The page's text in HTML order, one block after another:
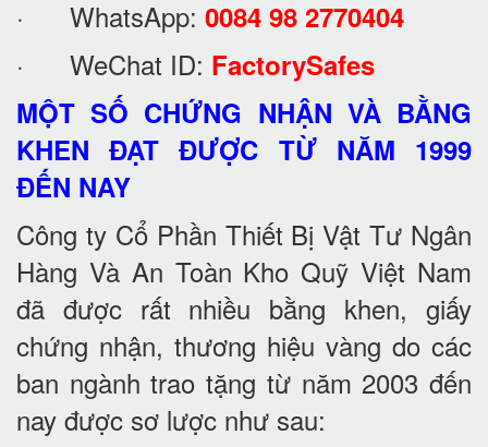
· WhatsApp: 0084 98 2770404
· WeChat ID: FactorySafes
MỘT SỐ CHỨNG NHẬN VÀ BẰNG
KHEN ĐẠT ĐƯỢC TỪ NĂM 1999
ĐẾN NAY
Công ty Cổ Phần Thiết Bị Vật Tư Ngân
Hàng Và An Toàn Kho Quỹ Việt Nam
đã được rất nhiều bằng khen, giấy
chứng nhận, thương hiệu vàng do các
ban ngành trao tặng từ năm 2003 đến
nay được sơ lược như sau: